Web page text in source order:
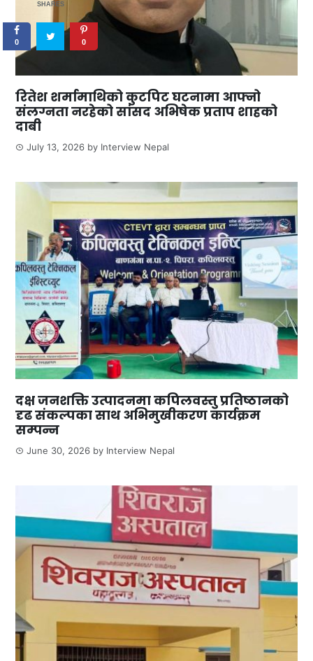
रितेश शर्मामाथिको कुटपिट घटनामा आफ्नो
संलग्नता नरहेको सांसद अभिषेक प्रताप शाहको
दाबी
July 13, 2026 by Interview Nepal
दक्ष जनशक्ति उत्पादनमा कपिलवस्तु प्रतिष्ठानको
दृढ संकल्पका साथ अभिमुखीकरण कार्यक्रम
सम्पन्न
June 30, 2026 by Interview Nepal
SHARES
0 0